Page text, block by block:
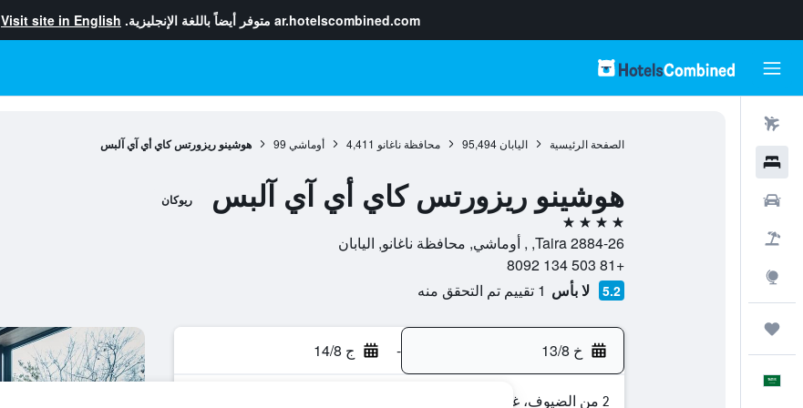
ar.hotelscombined.com متوفر أيضاً باللغة الإنجليزية. Visit site in English
الصفحة الرئيسية اليابان 95,494 محافظة ناغانو 4,411 أوماشي 99 هوشينو ريزورتس كاي أي آي آلبس
هوشينو ريزورتس كاي أي آي آلبس ريوكان
4 نجوم
2884-26 Taira, , أوماشي, محافظة ناغانو, اليابان
+81 503 134 8092
5.2 لا بأس 1 تقييم تم التحقق منه
خ 13/8 - ج 14/8
2 من الضيوف، غرفة واحدة